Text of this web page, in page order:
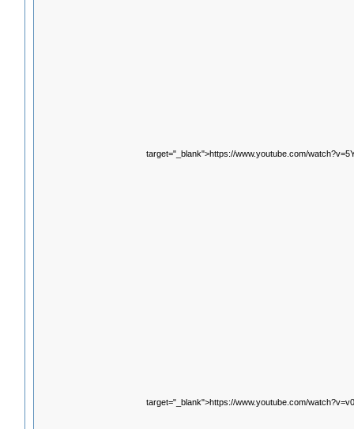
target="_blank">https://www.youtube.com/
target="_blank">https://www.youtube.com/